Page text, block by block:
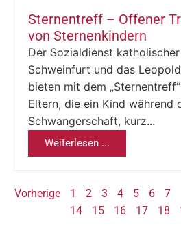
Sternentreff – Offener
von Sternenkindern
Der Sozialdienst katholischer
Schweinfurt und das
bieten mit dem
Eltern, die ein Kind während
Schwangerschaft, kurz...
Weiterlesen ...
Vorherige 1 2 3 4 5 6 7
14
15 16 17 18